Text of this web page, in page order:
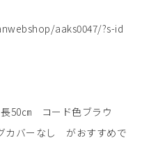
aaks0047/?s-id
長50㎝ コード色ブラウ
バーなし がおすすめで